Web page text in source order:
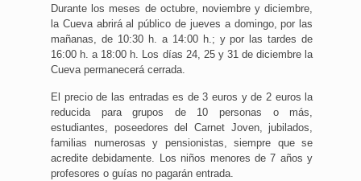
Durante los meses de octubre, noviembre y diciembre,
la Cueva abrirá al público de jueves a domingo, por las
mañanas, de 10:30 h. a 14:00 h.; y por las tardes de
16:00 h. a 18:00 h. Los días 24, 25 y 31 de diciembre la
Cueva permanecerá cerrada.
El precio de las entradas es de 3 euros y de 2 euros la
reducida para grupos de 10 personas o más,
estudiantes, poseedores del Carnet Joven, jubilados,
familias numerosas y pensionistas, siempre que se
acredite debidamente. Los niños menores de 7 años y
profesores o guías no pagarán entrada.